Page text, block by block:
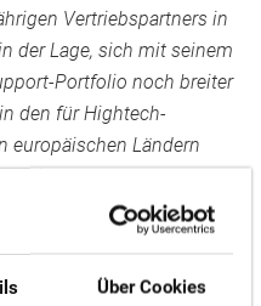
Über Cookies
Vertriebspartners in
der Lage, sich mit seinem
Portfolio noch breiter
den für Hightech-
europäischen Ländern
Okuma-Kunden
zu Okuma, den
Jahren der exklusiven